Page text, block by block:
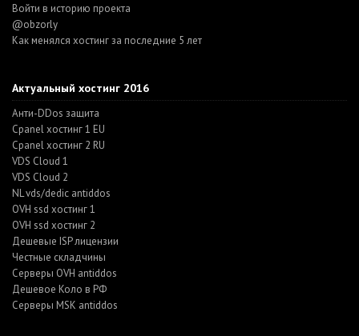
Войти в историю проекта
@obzorly
Как менялся хостинг за последние 5 лет
Актуальный хостинг 2016
Анти-DDos защита
Cpanel хостинг 1 EU
Cpanel хостинг 2 RU
VDS Cloud 1
VDS Cloud 2
NL vds/dedic antiddos
OVH ssd хостинг 1
OVH ssd хостинг 2
Дешевые ISP лицензии
Честные складчины
Серверы OVH antiddos
Дешевое Коло в РФ
Серверы MSK antiddos